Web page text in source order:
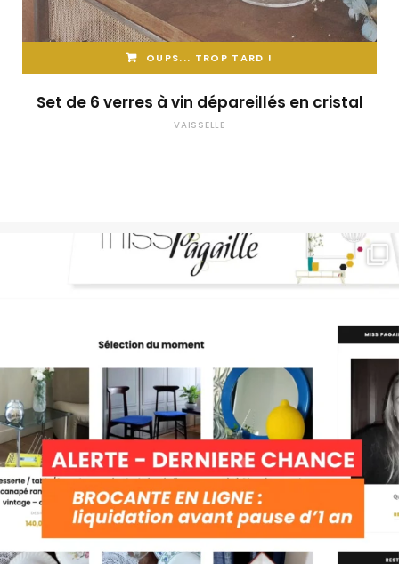
OUPS... TROP TARD !
Set de 6 verres à vin dépareillés en cristal
VAISSELLE